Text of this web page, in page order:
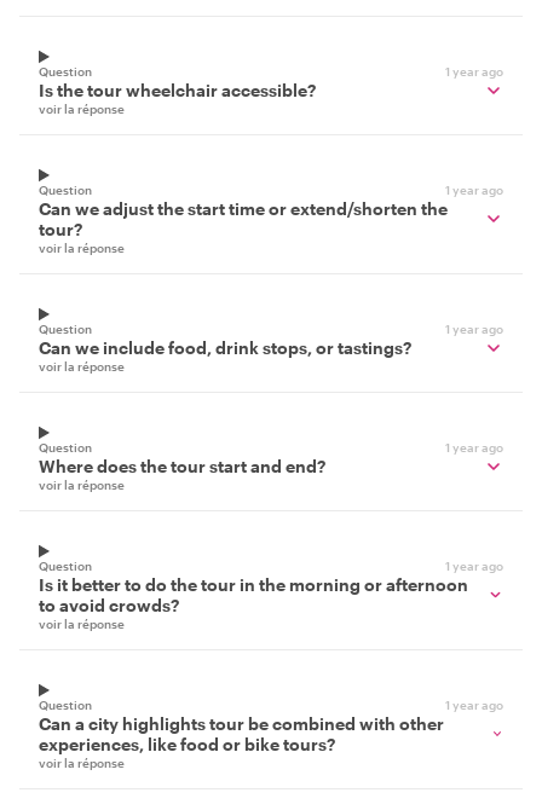
Question 1 year ago
Is the tour wheelchair accessible?
voir la réponse
Question 1 year ago
Can we adjust the start time or extend/shorten the
tour?
voir la réponse
Question 1 year ago
Can we include food, drink stops, or tastings?
voir la réponse
Question 1 year ago
Where does the tour start and end?
voir la réponse
Question 1 year ago
Is it better to do the tour in the morning or afternoon
to avoid crowds?
voir la réponse
Question 1 year ago
Can a city highlights tour be combined with other
experiences, like food or bike tours?
voir la réponse